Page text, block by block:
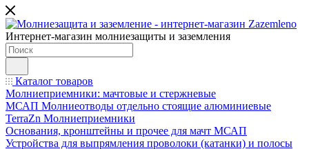
Интернет-магазин молниезащиты и заземления
Каталог товаров
Молниеприемники: мачтовые и стержневые
МСАП Молниеотводы отдельно стоящие алюминиевые
TerraZn Молниеприемники
Основания, кронштейны и прочее для мачт МСАП
Устройства для выпрямления проволоки (катанки) и полосы